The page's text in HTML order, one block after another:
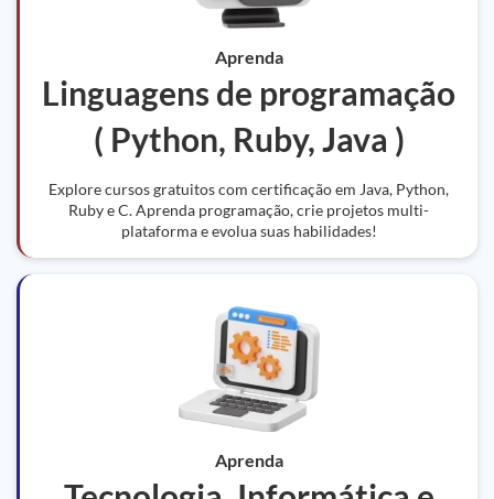
Aprenda
Linguagens de programação
( Python, Ruby, Java )
Explore cursos gratuitos com certificação em Java, Python,
Ruby e C. Aprenda programação, crie projetos multi-
plataforma e evolua suas habilidades!
Aprenda